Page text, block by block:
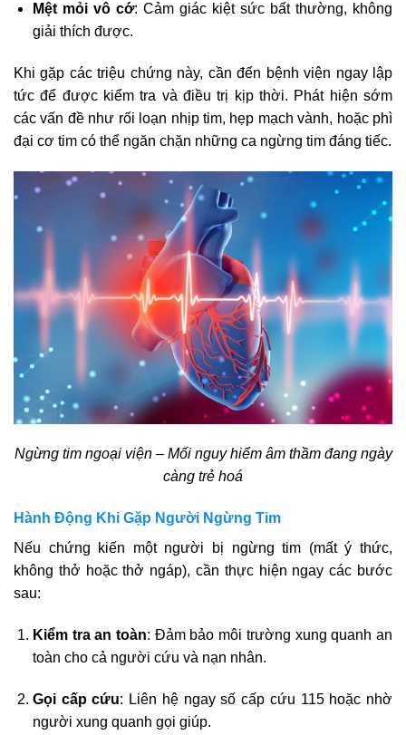
Mệt mỏi vô cớ: Cảm giác kiệt sức bất thường, không
giải thích được.
Khi gặp các triệu chứng này, cần đến bệnh viện ngay lập
tức để được kiểm tra và điều trị kịp thời. Phát hiện sớm
các vấn đề như rối loạn nhịp tim, hẹp mạch vành, hoặc phì
đại cơ tim có thể ngăn chặn những ca ngừng tim đáng tiếc.
Ngừng tim ngoại viện – Mối nguy hiểm âm thầm đang ngày
càng trẻ hoá
Hành Động Khi Gặp Người Ngừng Tim
Nếu chứng kiến một người bị ngừng tim (mất ý thức,
không thở hoặc thở ngáp), cần thực hiện ngay các bước
sau:
Kiểm tra an toàn: Đảm bảo môi trường xung quanh an
toàn cho cả người cứu và nạn nhân.
Gọi cấp cứu: Liên hệ ngay số cấp cứu 115 hoặc nhờ
người xung quanh gọi giúp.